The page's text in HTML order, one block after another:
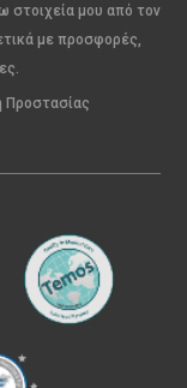
στοιχεία μου από τον
με προσφορές,
Προστασίας